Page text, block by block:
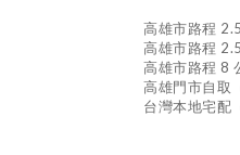
高雄市路程
高雄市路程
高雄市路程 8
高雄門市自取
台灣本地宅配